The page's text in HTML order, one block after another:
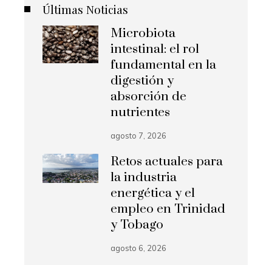
Últimas Noticias
Microbiota
intestinal: el rol
fundamental en la
digestión y
absorción de
nutrientes
agosto 7, 2026
Retos actuales para
la industria
energética y el
empleo en Trinidad
y Tobago
agosto 6, 2026